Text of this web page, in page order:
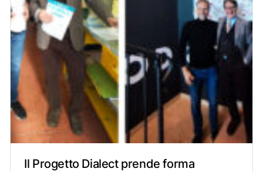
Il Progetto Dialect prende forma